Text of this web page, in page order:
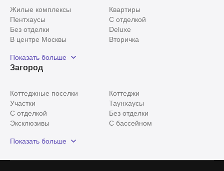
Жилые комплексы
Квартиры
Пентхаусы
С отделкой
Без отделки
Deluxe
В центре Москвы
Вторичка
Рядом с парком
С панорамными окнами
Показать больше
Загород
Коттеджные поселки
Коттеджи
Участки
Таунхаусы
С отделкой
Без отделки
Эксклюзивы
С бассейном
Красногорский район
Показать больше